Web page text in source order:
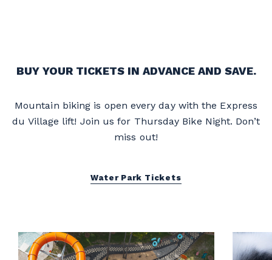
BUY YOUR TICKETS IN ADVANCE AND SAVE.
Mountain biking is open every day with the Express
du Village lift! Join us for Thursday Bike Night. Don’t
miss out!
Water Park Tickets